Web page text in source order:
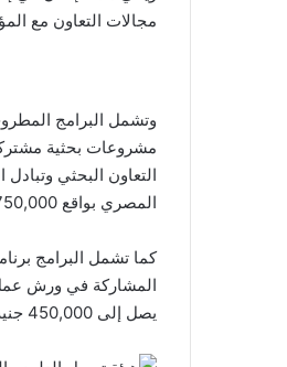
مجالات التعاون مع
وتشمل البرامج
مشروعات بحثية مشتركة
المصري بواقع 750,000 جنيه سنويًا.
كما تشمل البرامج
المشاركة في ورش عمل
يصل إلى 450,000 جنيه مصري للجانب المصري لمدة أسبوع بحد أقصى.